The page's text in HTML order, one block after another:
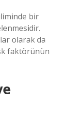
bir
olarak da
faktörünün